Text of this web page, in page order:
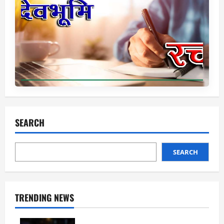
SEARCH
SEARCH
TRENDING NEWS